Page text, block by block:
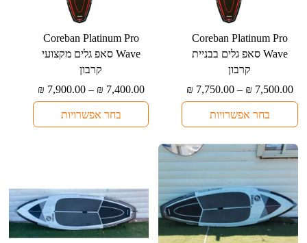
⁦Coreban Platinum Pro
Wave⁩ סאפ גלים בבניית
קרבון
₪ 7,500.00
–
₪ 7,750.00
מחירים:
עד
בחר אפשרויות
למוצר
מספר
סוגים.
את
האפשרויות
בעמוד
המוצר
⁦Coreban Platinum Pro
Wave⁩ סאפ גלים מקצועי
קרבון
₪ 7,400.00
–
₪ 7,900.00
מחירים:
עד
בחר אפשרויות
למוצר
מספר
סוגים.
המוצר